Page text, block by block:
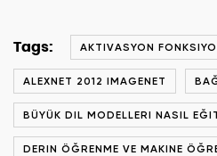
Tags: AKTIVASYON
ALEXNET 2012 IMAGENET
BÜYÜK DIL MODELLERI NASIL
DERIN ÖĞRENME VE MAKINE